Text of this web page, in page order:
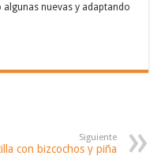
nuevas y adaptando
Siguiente
con bizcochos y piña